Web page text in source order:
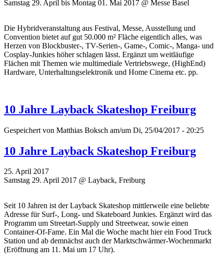
Samstag 29. April bis Montag 01. Mai 2017 @ Messe Basel
Die Hybridveranstaltung aus Festival, Messe, Ausstellung und
Convention bietet auf gut 50.000 m² Fläche eigentlich alles, was
Herzen von Blockbuster-, TV-Serien-, Game-, Comic-, Manga- und
Cosplay-Junkies höher schlagen lässt. Ergänzt um weitläufige
Flächen mit Themen wie multimediale Vertriebswege, (HighEnd)
Hardware, Unterhaltungselektronik und Home Cinema etc. pp.
10 Jahre Layback Skateshop Freiburg
Gespeichert von Matthias Boksch am/um Di, 25/04/2017 - 20:25
10 Jahre Layback Skateshop Freiburg
25. April 2017
Samstag 29. April 2017 @ Layback, Freiburg
Seit 10 Jahren ist der Layback Skateshop mittlerweile eine beliebte
Adresse für Surf-, Long- und Skateboard Junkies. Ergänzt wird das
Programm um Streetart-Supply und Streetwear, sowie einen
Container-Of-Fame. Ein Mal die Woche macht hier ein Food Truck
Station und ab demnächst auch der Marktschwärmer-Wochenmarkt
(Eröffnung am 11. Mai um 17 Uhr).